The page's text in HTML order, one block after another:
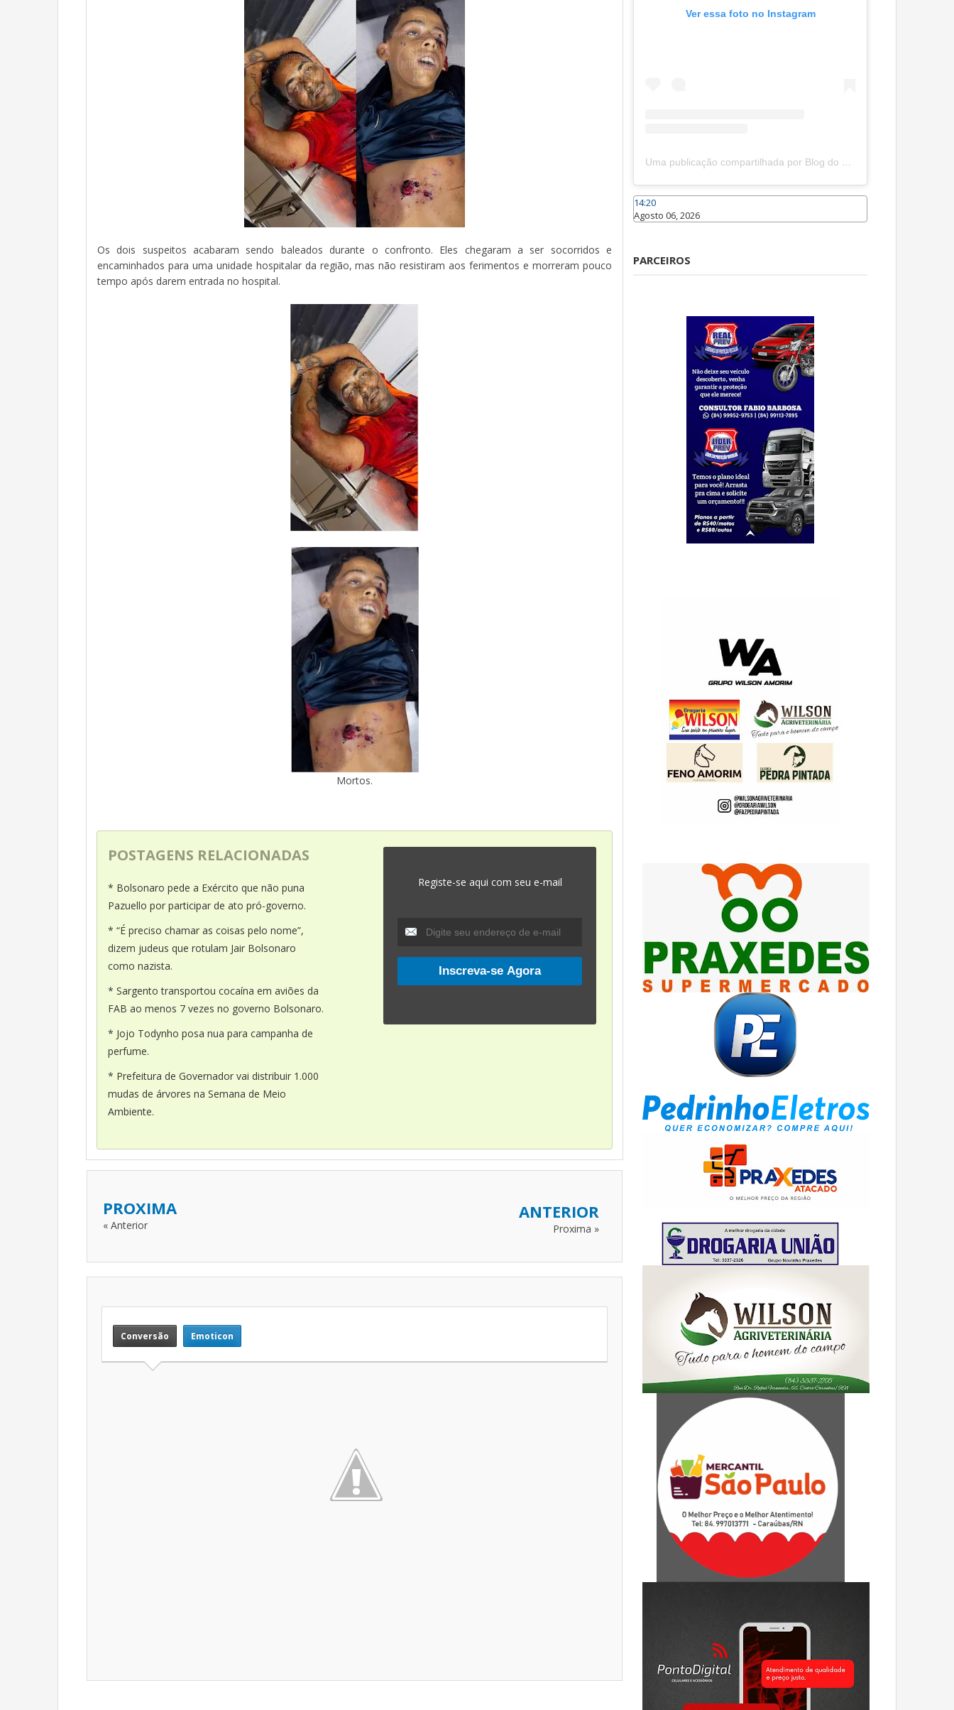
Os dois suspeitos acabaram sendo baleados durante o confronto. Eles chegaram a ser socorridos e
encaminhados para uma unidade hospitalar da região, mas não resistiram aos ferimentos e morreram pouco
tempo após darem entrada no hospital.
Mortos.
POSTAGENS RELACIONADAS
* Bolsonaro pede a Exército que não puna
Pazuello por participar de ato pró-governo.
* “É preciso chamar as coisas pelo nome”,
dizem judeus que rotulam Jair Bolsonaro
como nazista.
* Sargento transportou cocaína em aviões da
FAB ao menos 7 vezes no governo Bolsonaro.
* Jojo Todynho posa nua para campanha de
perfume.
* Prefeitura de Governador vai distribuir 1.000
mudas de árvores na Semana de Meio
Ambiente.
Registe-se aqui com seu e-mail
PROXIMA
« Anterior
ANTERIOR
Proxima »
Conversão Emoticon
Ver essa foto no Instagram
Uma publicação compartilhada por Blog do João Marcolino (@joaomarcolinoneto)
14:20
Agosto 06, 2026
PARCEIROS